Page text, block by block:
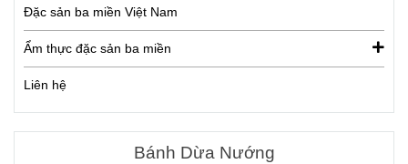
Đặc sản ba miền Việt Nam
Ẩm thực đặc sản ba miền
Liên hệ
Bánh Dừa Nướng